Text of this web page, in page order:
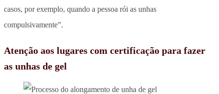
casos, por exemplo, quando a pessoa rói as unhas
compulsivamente”.
Atenção aos lugares com certificação para fazer
as unhas de gel